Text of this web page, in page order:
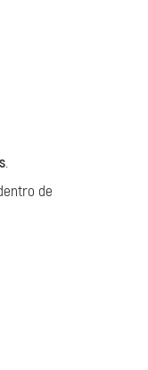
.
de